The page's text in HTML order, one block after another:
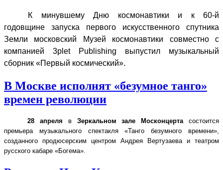
К минувшему Дню космонавтики и к 60-й
годовщине запуска первого искусственного спутника
Земли московский Музей космонавтики совместно с
компанией 3plet Publishing выпустил музыкальный
сборник «Первый космический».
В Москве исполнят «безумное танго»
времен революции
28 апреля в Зеркальном зале Москонцертасостоится
премьера музыкального спектакля «Танго безумного времени»,
созданного продюсерским центром Андрея Вертузаева и театром
русского кабаре «Богема».